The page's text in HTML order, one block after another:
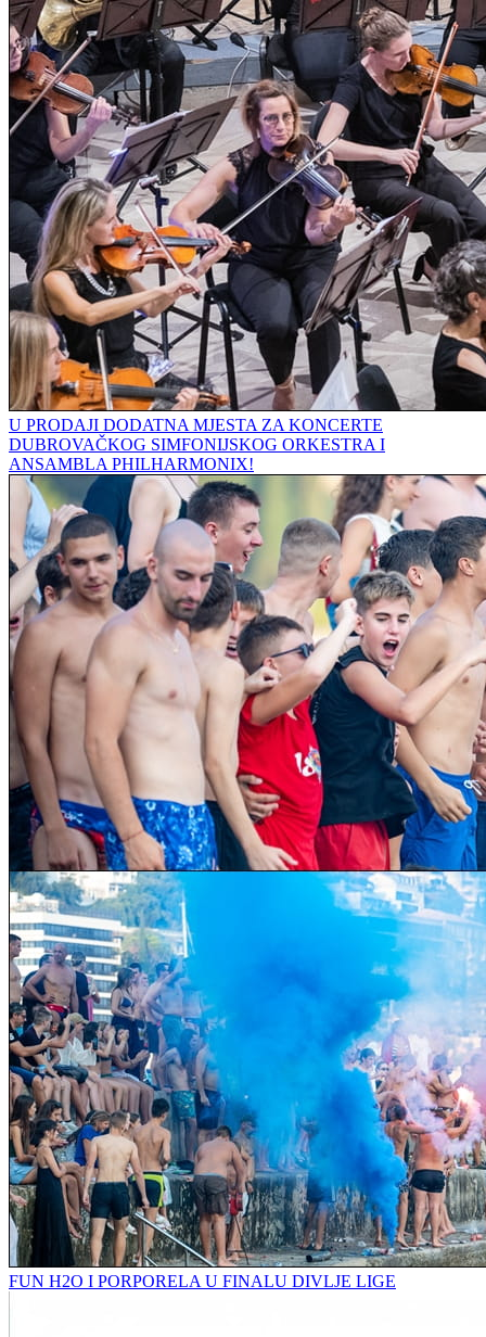
U PRODAJI DODATNA MJESTA ZA KONCERTE
DUBROVAČKOG SIMFONIJSKOG ORKESTRA I
ANSAMBLA PHILHARMONIX!
FUN H2O I PORPORELA U FINALU DIVLJE LIGE